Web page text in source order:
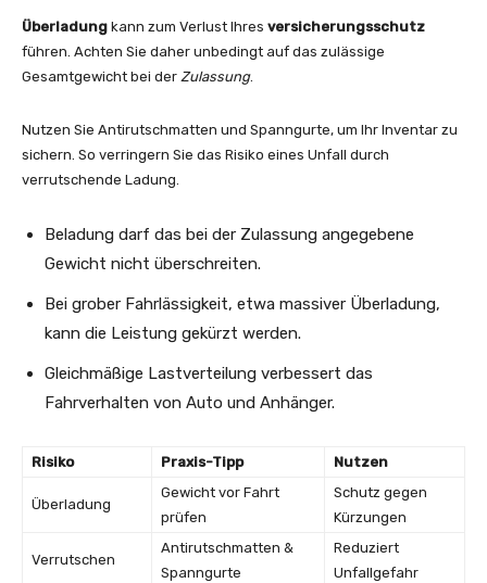
Überladung kann zum Verlust Ihres versicherungsschutz
führen. Achten Sie daher unbedingt auf das zulässige
Gesamtgewicht bei der Zulassung.
Nutzen Sie Antirutschmatten und Spanngurte, um Ihr Inventar zu
sichern. So verringern Sie das Risiko eines Unfall durch
verrutschende Ladung.
Beladung darf das bei der Zulassung angegebene
Gewicht nicht überschreiten.
Bei grober Fahrlässigkeit, etwa massiver Überladung,
kann die Leistung gekürzt werden.
Gleichmäßige Lastverteilung verbessert das
Fahrverhalten von Auto und Anhänger.
Risiko Praxis-Tipp Nutzen
Überladung
Gewicht vor Fahrt
prüfen
Schutz gegen
Kürzungen
Verrutschen
Antirutschmatten &
Spanngurte
Reduziert
Unfallgefahr